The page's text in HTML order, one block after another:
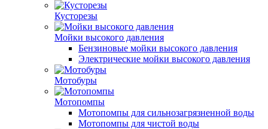
Кусторезы
Мойки высокого давления
Бензиновые мойки высокого давления
Электрические мойки высокого давления
Мотобуры
Мотопомпы
Мотопомпы для сильнозагрязненной воды
Мотопомпы для чистой воды